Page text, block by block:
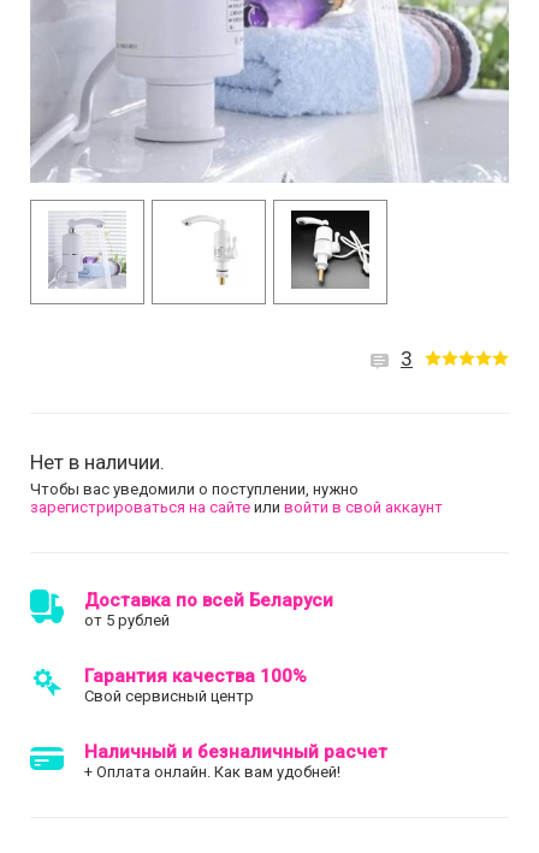
3
Нет в наличии.
Чтобы вас уведомили о поступлении, нужно
зарегистрироваться на сайте или войти в свой аккаунт
Доставка по всей Беларуси
от 5 рублей
Гарантия качества 100%
Свой сервисный центр
Наличный и безналичный расчет
+ Оплата онлайн. Как вам удобней!